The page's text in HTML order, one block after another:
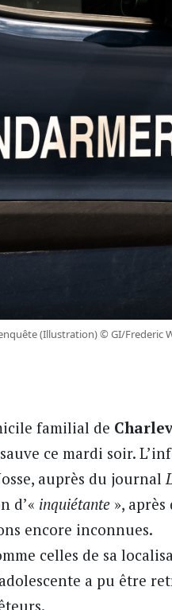
(Illustration) © GI/Frederic
familial de
ce mardi soir.
auprès du journal
d’« inquiétante »,
encore inconnues.
celles de sa
a pu être